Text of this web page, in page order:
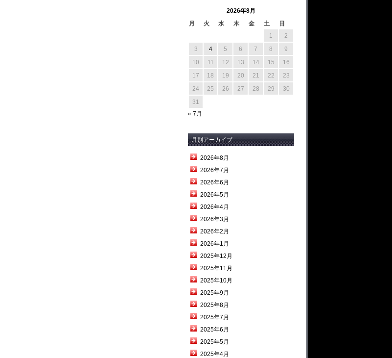
2026年8月
月
火 水 木 金 土
日
1
2
3
4 5 6 7 8
9
10
11 12 13 14 15
16
17
18 19 20 21 22
23
24
25 26 27 28 29
30
31
« 7月
月別アーカイブ
2026年8月
2026年7月
2026年6月
2026年5月
2026年4月
2026年3月
2026年2月
2026年1月
2025年12月
2025年11月
2025年10月
2025年9月
2025年8月
2025年7月
2025年6月
2025年5月
2025年4月